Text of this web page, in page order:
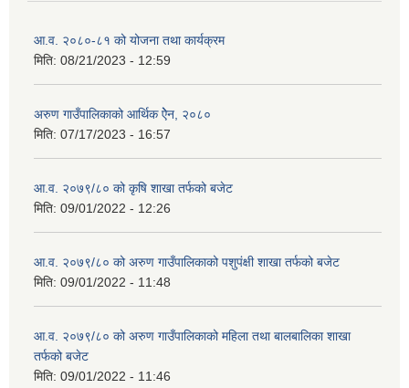
आ.व. २०८०-८१ को योजना तथा कार्यक्रम
मिति: 08/21/2023 - 12:59
अरुण गाउँपालिकाको आर्थिक ऐेन, २०८०
मिति: 07/17/2023 - 16:57
आ.व. २०७९/८० को कृषि शाखा तर्फको बजेट
मिति: 09/01/2022 - 12:26
आ.व. २०७९/८० को अरुण गाउँपालिकाको पशुपंक्षी शाखा तर्फको बजेट
मिति: 09/01/2022 - 11:48
आ.व. २०७९/८० को अरुण गाउँपालिकाको महिला तथा बालबालिका शाखा
तर्फको बजेट
मिति: 09/01/2022 - 11:46